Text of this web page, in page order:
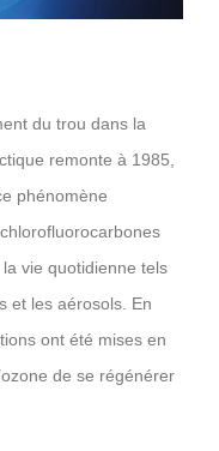
du trou dans la
remonte à 1985,
phénomène
vie quotidienne tels
et les aérosols. En
ont été mises en
de se régénérer